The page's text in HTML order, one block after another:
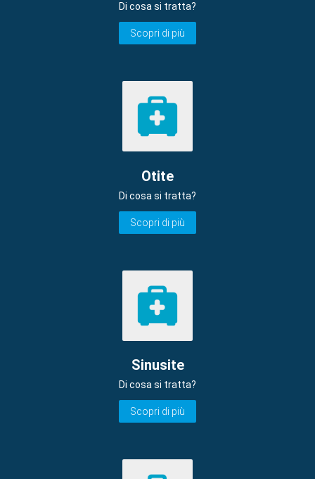
Di cosa si tratta?
Scopri di più
Otite
Di cosa si tratta?
Scopri di più
Sinusite
Di cosa si tratta?
Scopri di più